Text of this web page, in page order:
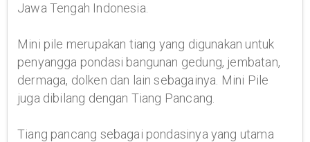
Jawa Tengah Indonesia.
Mini pile merupakan tiang yang digunakan untuk
penyangga pondasi bangunan gedung, jembatan,
dermaga, dolken dan lain sebagainya. Mini Pile
juga dibilang dengan Tiang Pancang.
Tiang pancang sebagai pondasinya yang utama